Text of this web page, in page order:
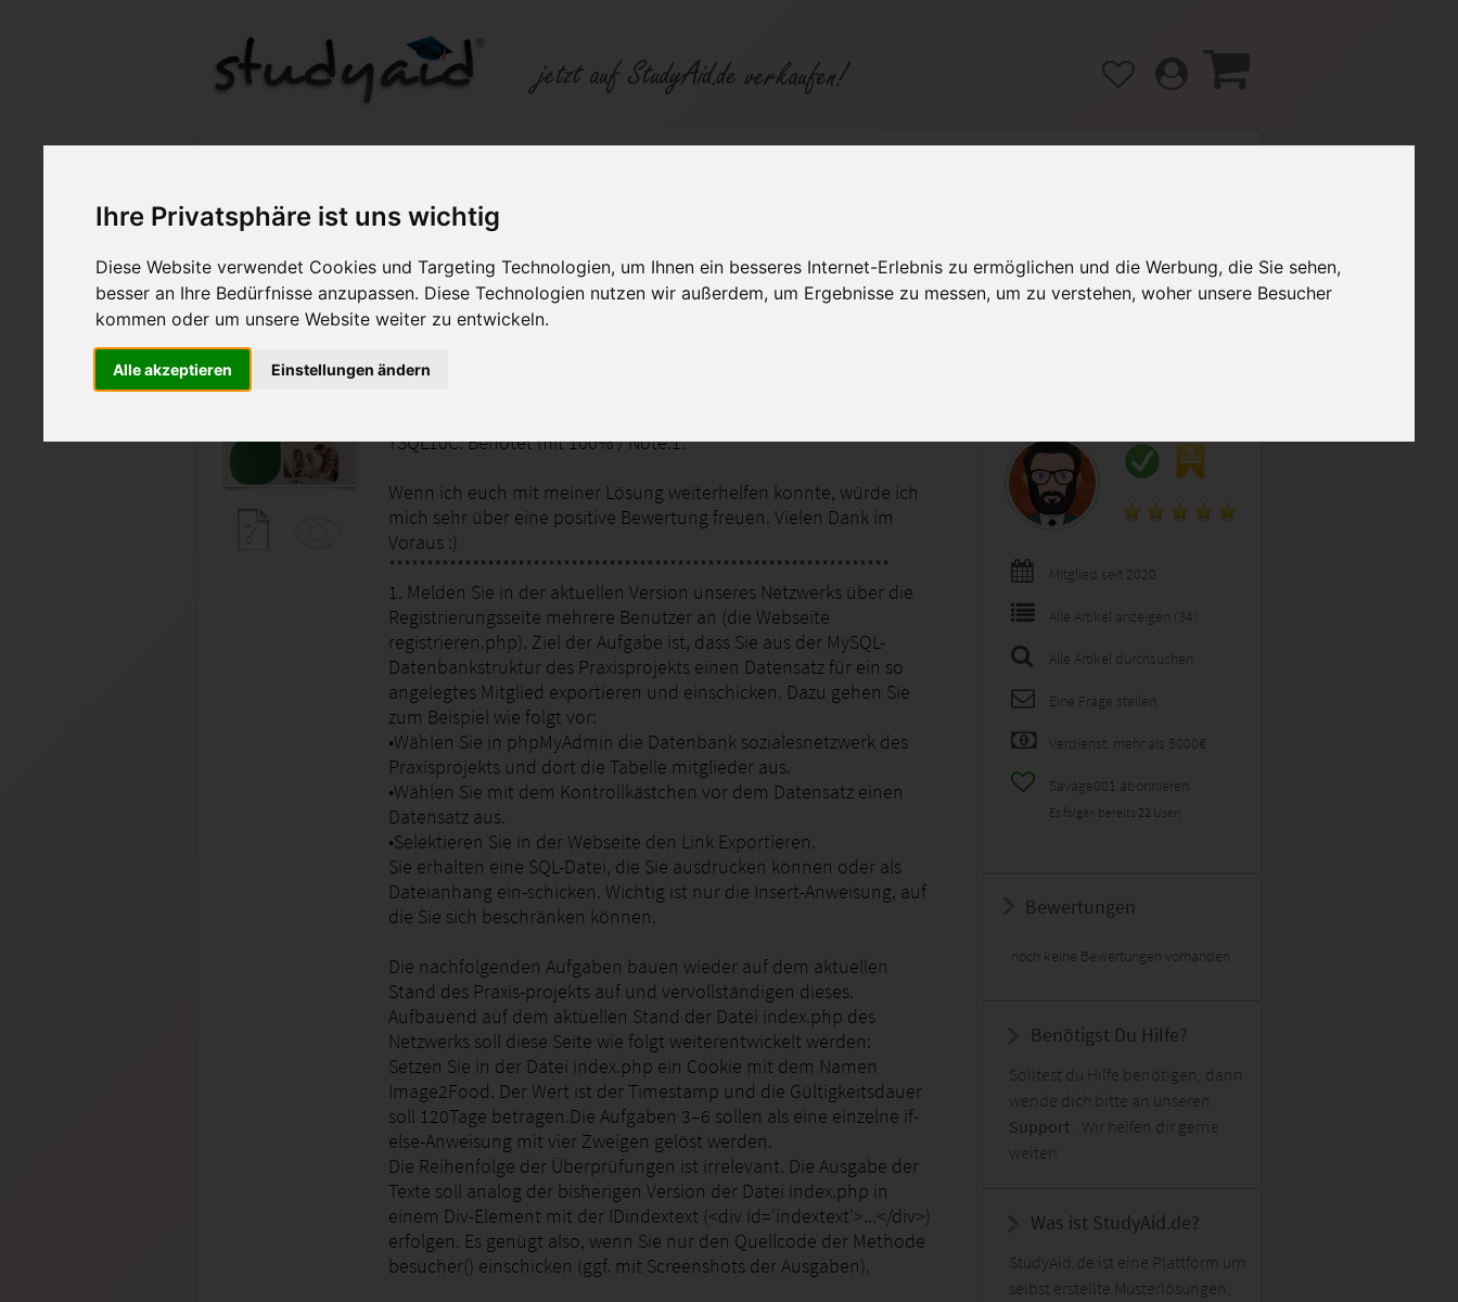
Ihre Privatsphäre ist uns wichtig
Diese Website verwendet Cookies und Targeting Technologien, um Ihnen ein besseres Internet-Erlebnis zu ermöglichen und die Werbung, die Sie sehen,
besser an Ihre Bedürfnisse anzupassen. Diese Technologien nutzen wir außerdem, um Ergebnisse zu messen, um zu verstehen, woher unsere Besucher
kommen oder um unsere Website weiter zu entwickeln.
Alle akzeptieren Einstellungen ändern
Startseite Technik und Informatik
PHP und MySQL - Sitzungsverfolgung und lokale Datenspeicherung
YSQL10C. Benotet mit 100% / Note:1.
Wenn ich euch mit meiner Lösung weiterhelfen konnte, würde ich
mich sehr über eine positive Bewertung freuen. Vielen Dank im
Voraus :)
******************************************************************
1. Melden Sie in der aktuellen Version unseres Netzwerks über die
Registrierungsseite mehrere Benutzer an (die Webseite
registrieren.php). Ziel der Aufgabe ist, dass Sie aus der MySQL-
Datenbankstruktur des Praxisprojekts einen Datensatz für ein so
angelegtes Mitglied exportieren und einschicken. Dazu gehen Sie
zum Beispiel wie folgt vor:
•Wählen Sie in phpMyAdmin die Datenbank sozialesnetzwerk des
Praxisprojekts und dort die Tabelle mitglieder aus.
•Wählen Sie mit dem Kontrollkästchen vor dem Datensatz einen
Datensatz aus.
•Selektieren Sie in der Webseite den Link Exportieren.
Sie erhalten eine SQL-Datei, die Sie ausdrucken können oder als
Dateianhang ein-schicken. Wichtig ist nur die Insert-Anweisung, auf
die Sie sich beschränken können.
Die nachfolgenden Aufgaben bauen wieder auf dem aktuellen
Stand des Praxis-projekts auf und vervollständigen dieses.
Aufbauend auf dem aktuellen Stand der Datei index.php des
Netzwerks soll diese Seite wie folgt weiterentwickelt werden:
Setzen Sie in der Datei index.php ein Cookie mit dem Namen
Image2Food. Der Wert ist der Timestamp und die Gültigkeitsdauer
soll 120Tage betragen.Die Aufgaben 3–6 sollen als eine einzelne if-
else-Anweisung mit vier Zweigen gelöst werden.
Die Reihenfolge der Überprüfungen ist irrelevant. Die Ausgabe der
Texte soll analog der bisherigen Version der Datei index.php in
einem Div-Element mit der IDindextext (<div id='indextext'>...</div>)
erfolgen. Es genügt also, wenn Sie nur den Quellcode der Methode
besucher() einschicken (ggf. mit Screenshots der Ausgaben).
Mitglied seit 2020
Alle Artikel anzeigen (34)
Alle Artikel durchsuchen
Eine Frage stellen
Verdienst: mehr als 5000€
Savage001 abonnieren
Es folgen bereits 22 User!
Bewertungen
noch keine Bewertungen vorhanden
Benötigst Du Hilfe?
Solltest du Hilfe benötigen, dann
wende dich bitte an unseren
Support . Wir helfen dir gerne
weiter!
Was ist StudyAid.de?
StudyAid.de ist eine Plattform um
selbst erstellte Musterlösungen,